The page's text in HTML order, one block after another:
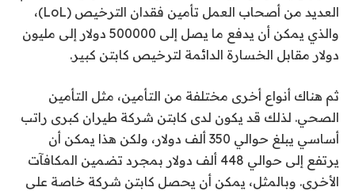
العديد من أصحاب العمل تأمين فقدان الترخيص (LoL)،
والذي يمكن أن يدفع ما يصل إلى 500000 دولار إلى مليون
دولار مقابل الخسارة الدائمة لترخيص كابتن كبير.
ثم هناك أنواع أخرى مختلفة من التأمين، مثل التأمين
الصحي. لذلك قد يكون لدى كابتن شركة طيران كبرى راتب
أساسي يبلغ حوالي 350 ألف دولار، ولكن هذا يمكن أن
يرتفع إلى حوالي 448 ألف دولار بمجرد تضمين المكافآت
الأخرى. وبالمثل، يمكن أن يحصل كابتن شركة خاصة على